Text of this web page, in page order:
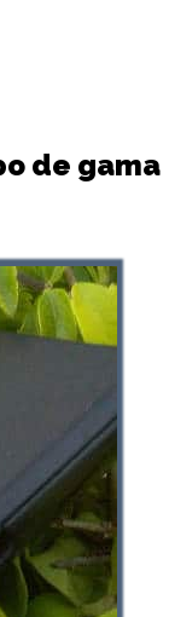
de gama